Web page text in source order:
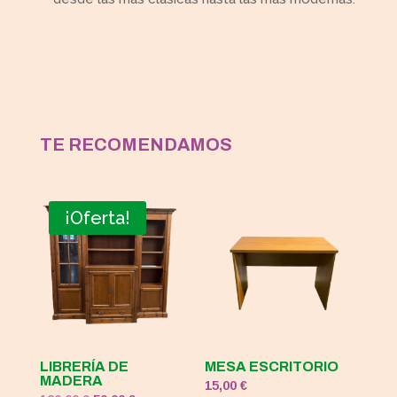
TE RECOMENDAMOS
¡Oferta!
LIBRERÍA DE
MADERA
MESA ESCRITORIO
15,00€